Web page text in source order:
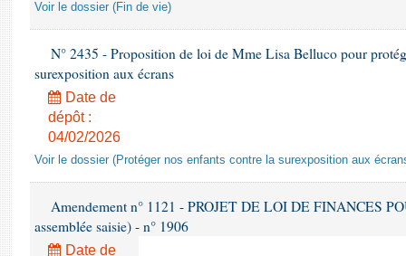
Voir le dossier (Fin de vie)
N° 2435 - Proposition de loi de Mme Lisa Belluco pour
surexposition aux écrans
Date de
dépôt :
04/02/2026
Voir le dossier (Protéger nos enfants contre la surexposition aux
Amendement n° 1121 - PROJET DE LOI DE FINANCES
assemblée saisie) - n° 1906
Date de